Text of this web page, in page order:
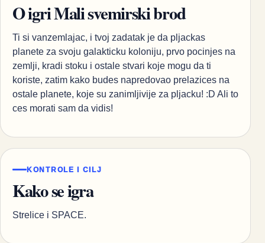
O igri Mali svemirski brod
Ti si vanzemlajac, i tvoj zadatak je da pljackas
planete za svoju galakticku koloniju, prvo pocinjes na
zemlji, kradi stoku i ostale stvari koje mogu da ti
koriste, zatim kako budes napredovao prelazices na
ostale planete, koje su zanimljivije za pljacku! :D Ali to
ces morati sam da vidis!
KONTROLE I CILJ
Kako se igra
Strelice i SPACE.